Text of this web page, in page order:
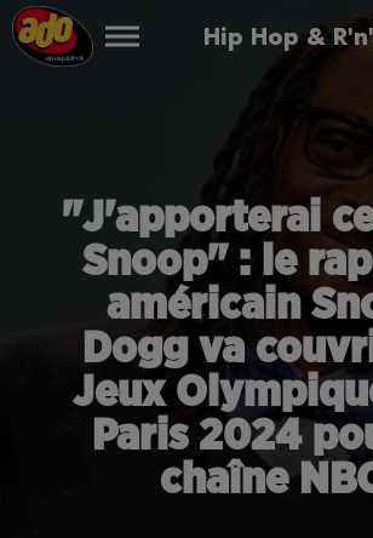
Hip Hop &
"J'apporterai
Snoop" : le
américain
Dogg va
Jeux
Paris 2024
chaîne